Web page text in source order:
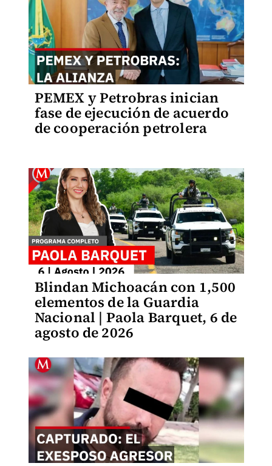
PEMEX y Petrobras inician
fase de ejecución de acuerdo
de cooperación petrolera
Blindan Michoacán con 1,500
elementos de la Guardia
Nacional | Paola Barquet, 6 de
agosto de 2026